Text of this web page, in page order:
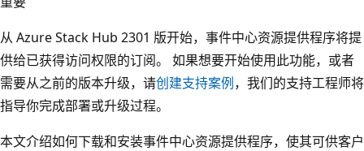
从 Azure Stack Hub 2301 版开始，事件中心资源提供程序将提
供给已获得访问权限的订阅。 如果想要开始使用此功能，或者
需要从之前的版本升级，请创建支持案例，我们的支持工程师将
指导你完成部署或升级过程。
本文介绍如何下载和安装事件中心资源提供程序，使其可供客户